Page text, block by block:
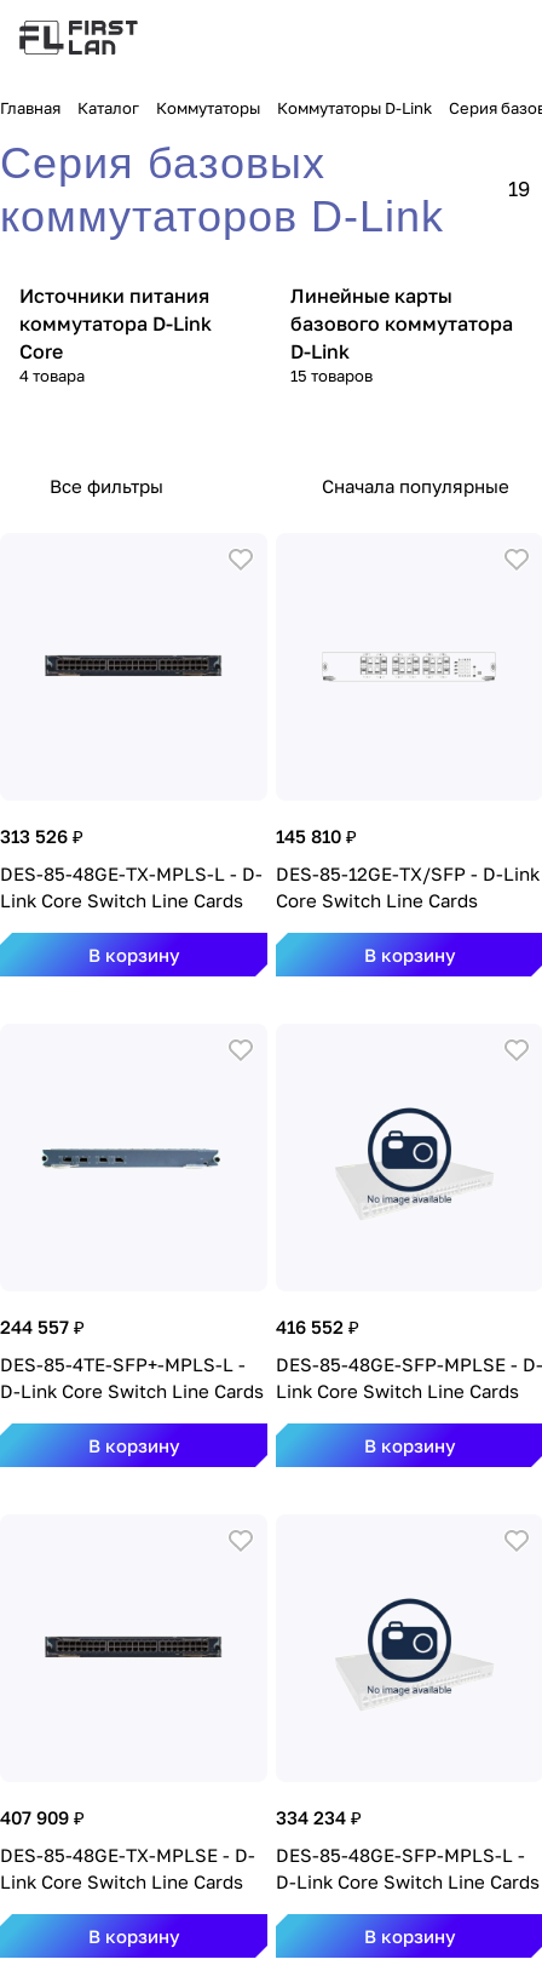
Главная Каталог Коммутаторы Коммутаторы D-Link Серия
Серия базовых
коммутаторов D-Link
19
Источники питания
коммутатора D-Link
Core
4 товара
Линейные карты
базового коммутатора
D-Link
15 товаров
Все фильтры Сначала популярные
313 526 ₽
DES-85-48GE-TX-MPLS-L - D-
Link Core Switch Line Cards
В корзину
145 810 ₽
DES-85-12GE-TX/SFP - D-Link
Core Switch Line Cards
В корзину
244 557 ₽
DES-85-4TE-SFP+-MPLS-L -
D-Link Core Switch Line Cards
В корзину
416 552 ₽
DES-85-48GE-SFP-MPLSE - D-
Link Core Switch Line Cards
В корзину
407 909 ₽
DES-85-48GE-TX-MPLSE - D-
Link Core Switch Line Cards
В корзину
334 234 ₽
DES-85-48GE-SFP-MPLS-L -
D-Link Core Switch Line Cards
В корзину